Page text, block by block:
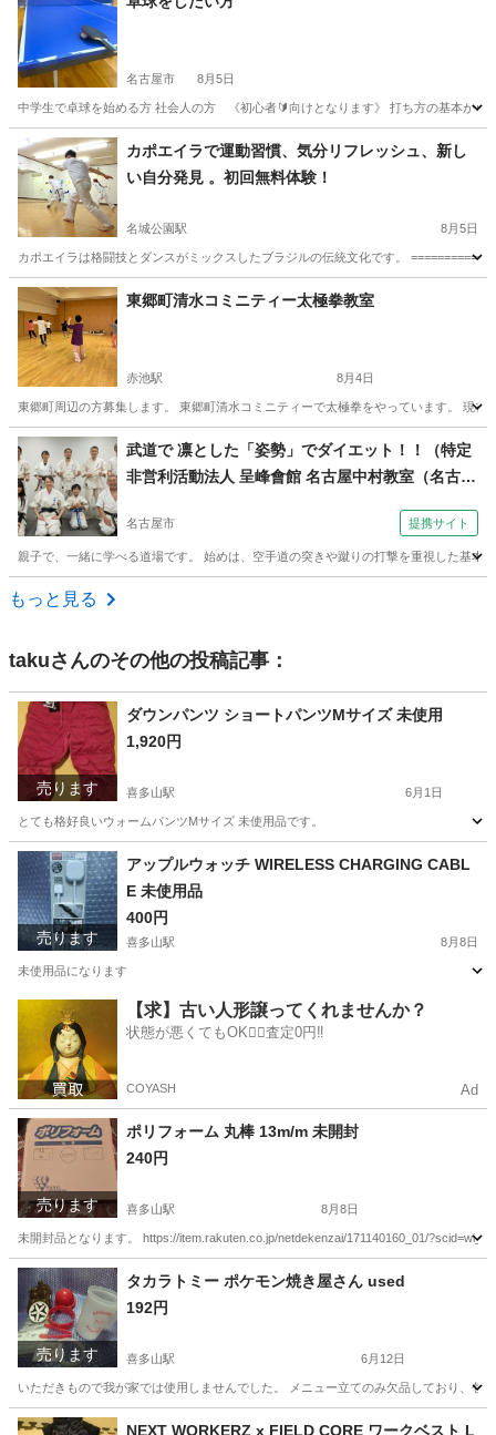
名古屋市 8月5日
中学生で卓球を始める方 社会人の方 《初心者🔰向けとなります》 打ち方の基本から
愛知 名古屋市 卓球 社会人
カポエイラで運動習慣、気分リフレッシュ、新し
い自分発見 。初回無料体験！
名城公園駅 8月5日
カポエイラは格闘技とダンスがミックスしたブラジルの伝統文化です。
愛知 名古屋市 名城公園駅 空手/他格闘技 カポエイラ
東郷町清水コミニティー太極拳教室
赤池駅 8月4日
東郷町周辺の方募集します。 東郷町清水コミニティーで太極拳をやっています。 現
愛知 愛知郡 赤池駅 太極拳
武道で 凛とした「姿勢」でダイエット！！（特定
非営利活動法人 呈峰會館 名古屋中村教室（名古屋
名古屋市 提携サイト
親子で、一緒に学べる道場です。 始めは、空手道の突きや蹴りの打撃を重視した基
愛知 名古屋市
もっと見る
takuさんのその他の投稿記事：
売ります
ダウンパンツ ショートパンツMサイズ 未使用
1,920円
喜多山駅 6月1日
とても格好良いウォームパンツMサイズ 未使用品です。
愛知 名古屋市 喜多山駅 パンツ
売ります
アップルウォッチ WIRELESS CHARGING CABL
E 未使用品
400円
喜多山駅 8月8日
未使用品になります
喜多山駅 その他 アップルウォッチ
【求】古い人形譲ってくれませんか？
状態が悪くてもOK🙆‍♀️査定0円‼️
COYASH Ad
売ります
ポリフォーム 丸棒 13m/m 未開封
240円
喜多山駅 8月8日
未開封品となります。 https://item.rakuten.co.jp/netdekenzai/171140160_01/
愛知 名古屋市 喜多山駅 その他
売ります
タカラトミー ポケモン焼き屋さん used
192円
喜多山駅 6月12日
いただきもので我が家では使用しませんでした。 メニュー立てのみ欠品しており、
愛知 名古屋市 NEXT WORKERZ x FIELD CORE ワークベスト L